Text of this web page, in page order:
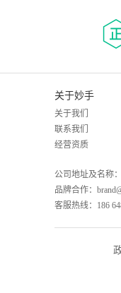
关于妙手
关于我们
联系我们
经营资质
公司地址及名称
品牌合作：
客服热线：186